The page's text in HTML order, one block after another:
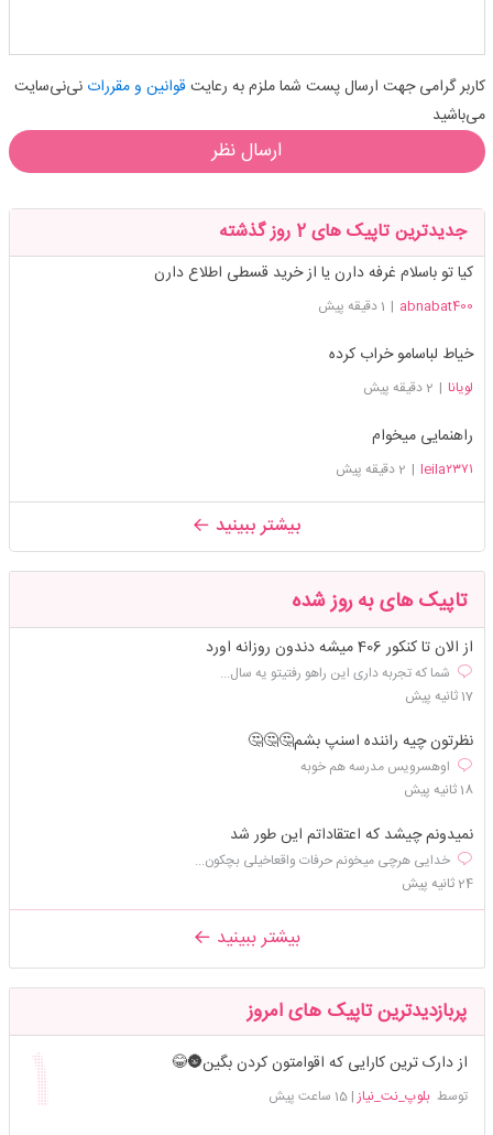
کاربر گرامی جهت ارسال پست شما ملزم به رعایت قوانین و مقرراتنی‌نی‌سایت
می‌باشید
ارسال نظر
جدیدترین تاپیک های 2 روز گذشته
کیا تو باسلام غرفه دارن یا از خرید قسطی اطلاع دارن
abnabat400
| 1 دقیقه پیش
خیاط لباسامو خراب کرده
لویانا | 2 دقیقه پیش
راهنمایی میخوام
leila۲۳۷۱ | 2 دقیقه پیش
بیشتر ببینید
تاپیک های به روز شده
از الان تا کنکور 406 میشه دندون روزانه اورد
شما که تجربه داری این راهو رفتیتو یه سال...
17 ثانیه پیش
نظرتون چیه راننده اسنپ بشم🤔🤔🤔
اوهسرویس مدرسه هم خوبه
18 ثانیه پیش
نمیدونم چیشد که اعتقاداتم این طور شد
خدایی هرچی میخونم حرفات واقعاخیلی بچکون...
24 ثانیه پیش
بیشتر ببینید
پربازدیدترین تاپیک های امروز
از دارک ترین کارایی که اقوامتون کردن بگین🌚😂
توسطبلوپ_نت_نیاز |15 ساعت پیش